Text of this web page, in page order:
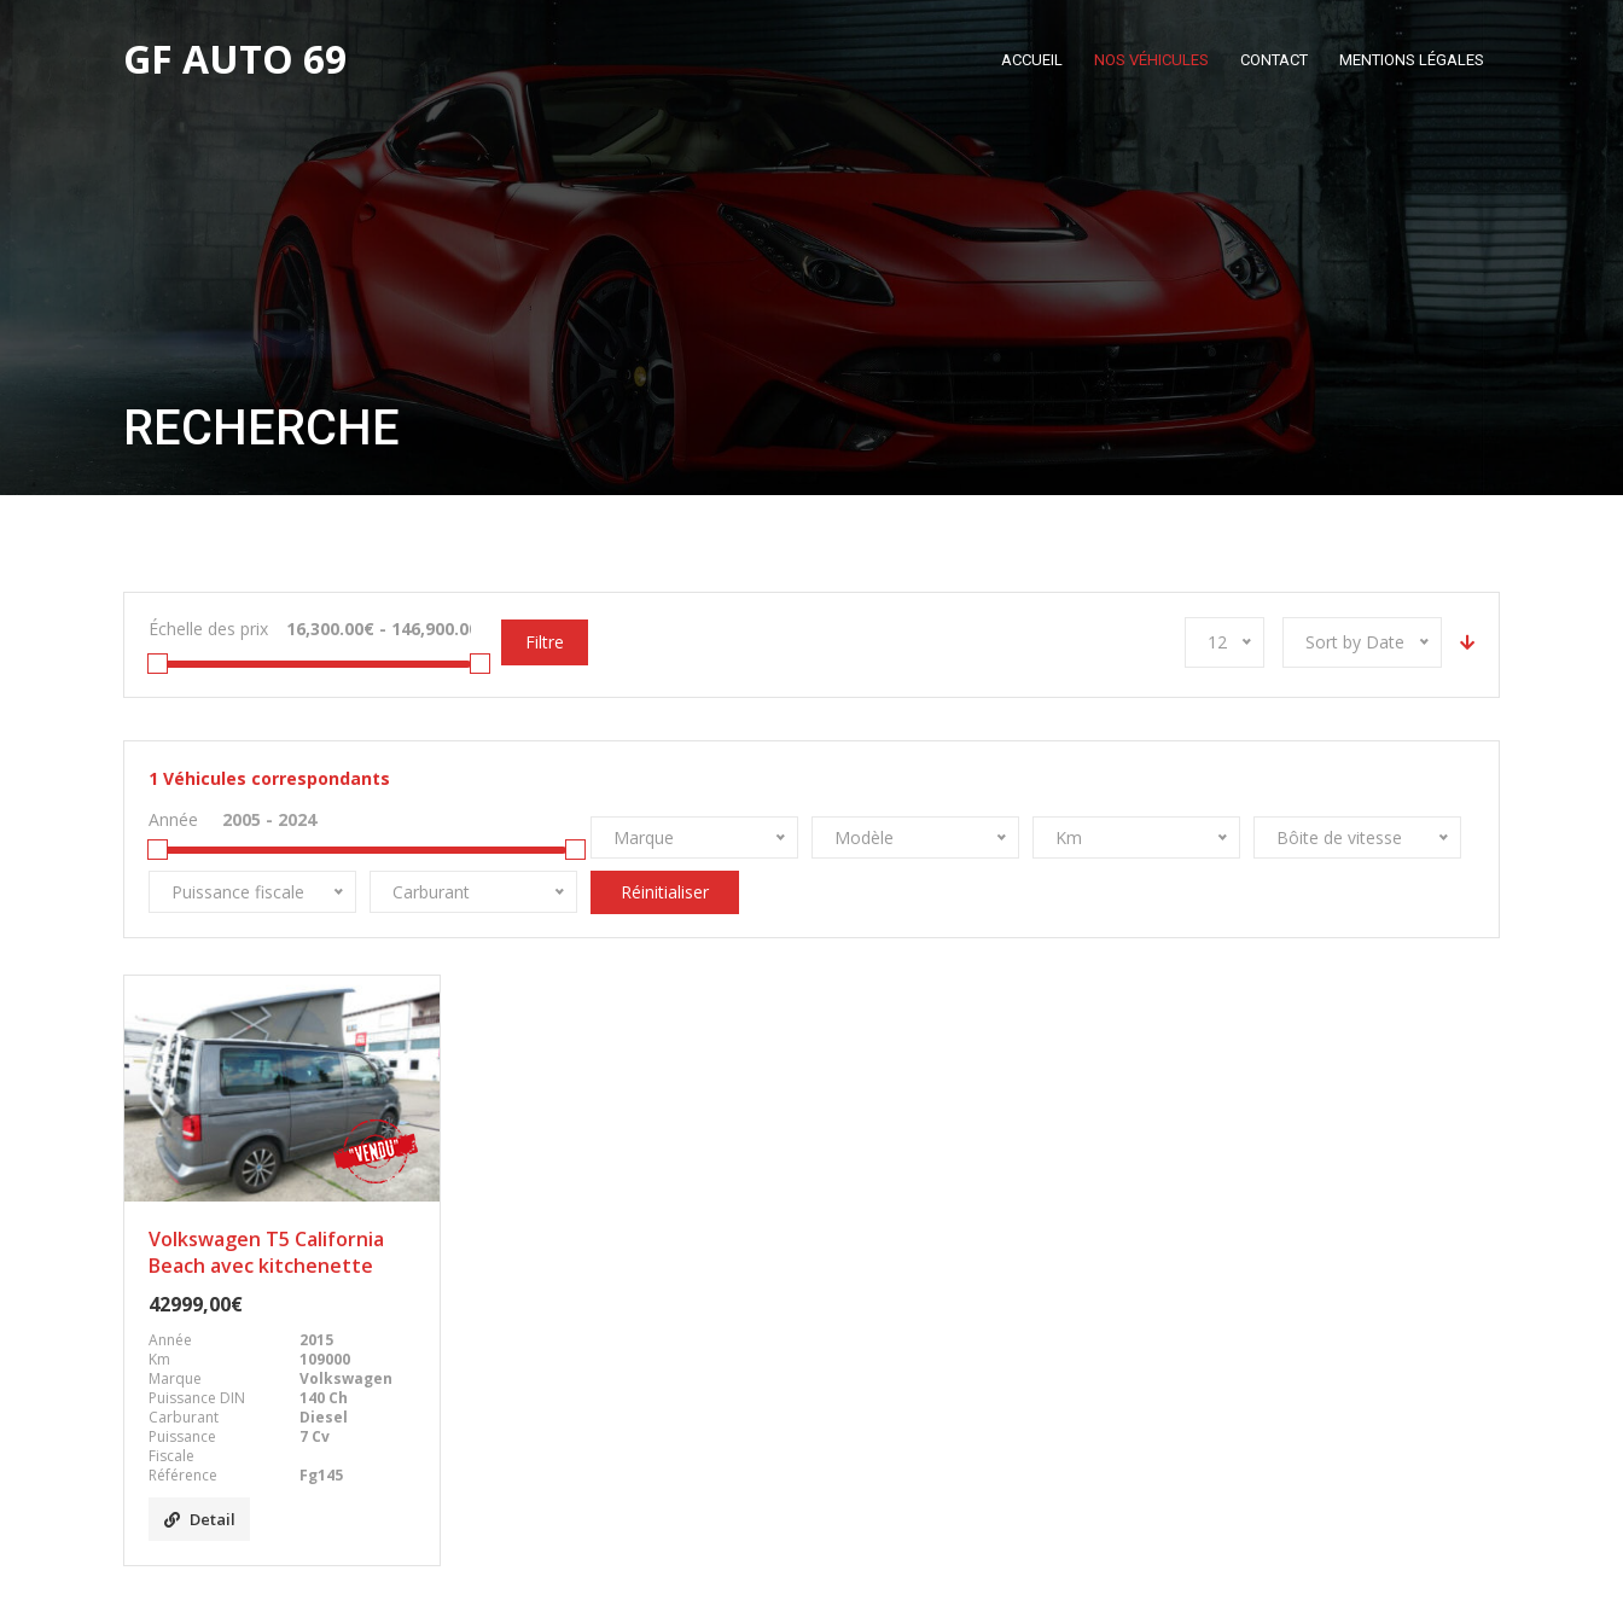
GF AUTO 69 ACCUEIL NOS VÉHICULES CONTACT MENTIONS LÉGALES
RECHERCHE
Échelle des prix
Filtre 12 Sort by Date
1 Véhicules correspondants
Année
Marque Modèle Km Bôite de vitesse
Puissance fiscale Carburant Réinitialiser
Volkswagen T5 California
Beach avec kitchenette
42999,00€
Année
2015
Km
109000
Marque
Volkswagen
Puissance DIN
140 Ch
Carburant
Diesel
Puissance
Fiscale
7 Cv
Référence
Fg145
Detail